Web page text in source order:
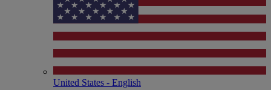
United States - English